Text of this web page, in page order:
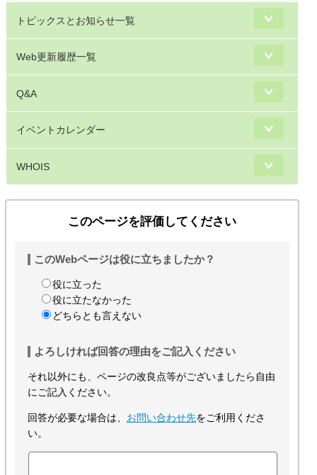
トピックスとお知らせ一覧
Web更新履歴一覧
Q&A
イベントカレンダー
WHOIS
このページを評価してください
このWebページは役に立ちましたか？
役に立った
役に立たなかった
どちらとも言えない
よろしければ回答の理由をご記入ください
それ以外にも、ページの改良点等がございましたら自由
にご記入ください。
回答が必要な場合は、 お問い合わせ先をご利用くださ
い。